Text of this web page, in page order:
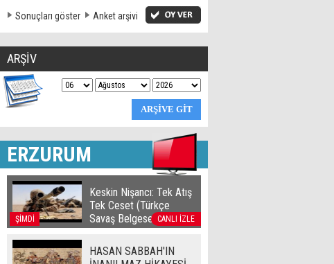
Sonuçları göster Anket arşivi
ARŞİV
ERZURUM
ŞİMDİ CANLI İZLE
Keskin Nişancı: Tek Atış
Tek Ceset (Türkçe
Savaş Belgeseli)
HASAN SABBAH'IN